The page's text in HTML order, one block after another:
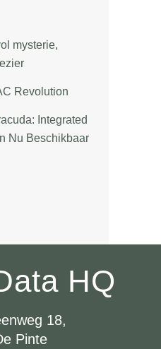
mysterie,
Revolution
Integrated
Nu Beschikbaar
HQ
18,
Pinte